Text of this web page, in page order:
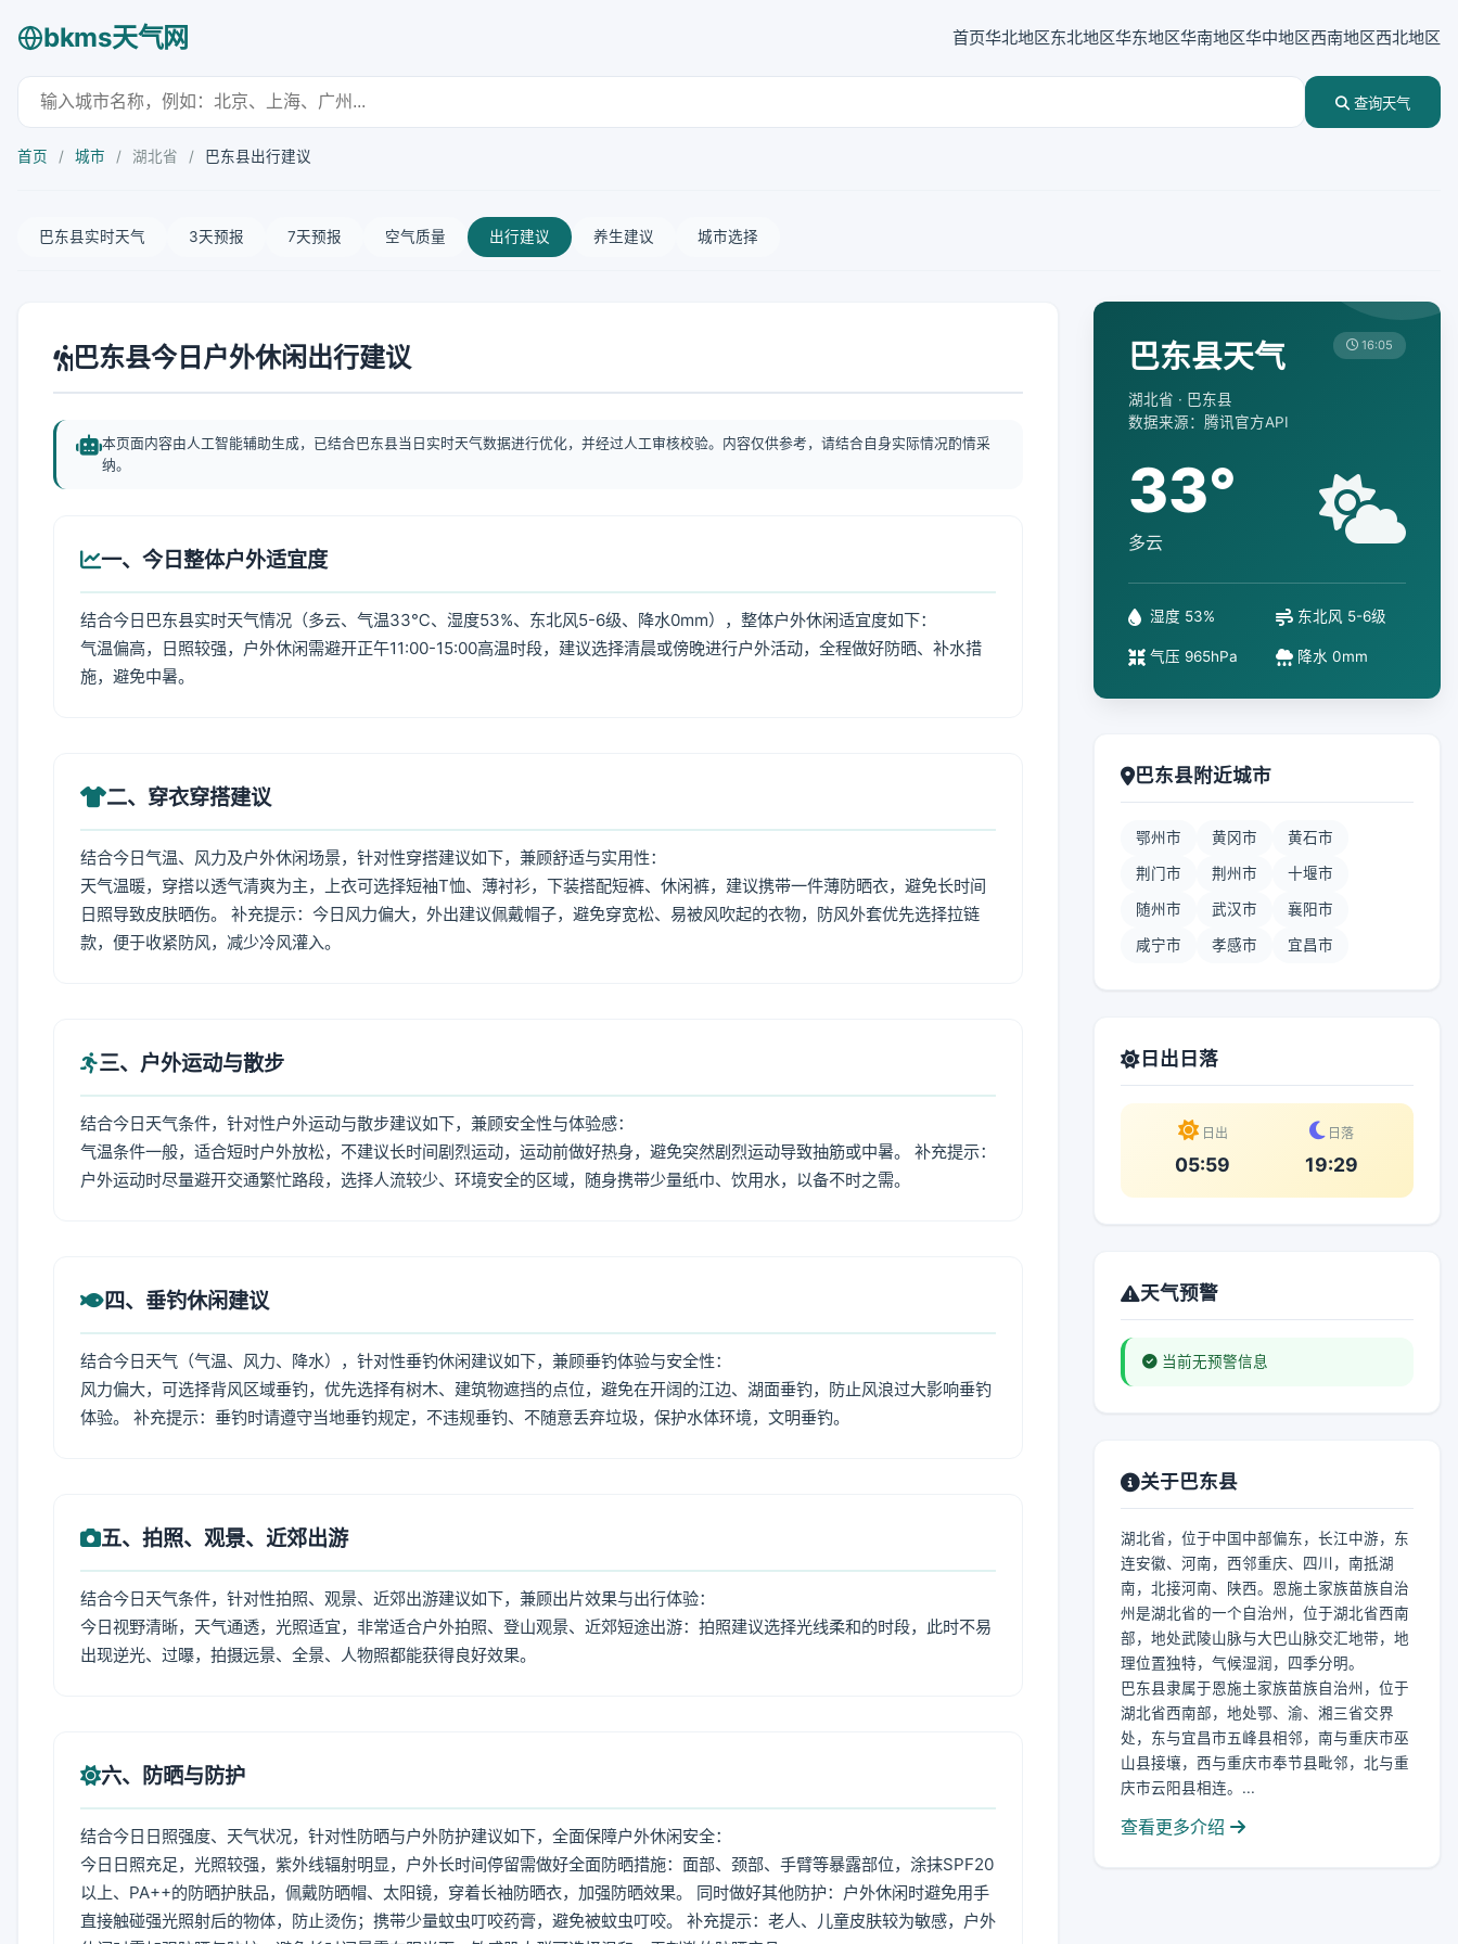
bkms天气网 首页华北地区东北地区华东地区华南地区华中地区西南地区西北地区
查询天气
首页 / 城市 / 湖北省 / 巴东县出行建议
巴东县实时天气 3天预报 7天预报 空气质量 出行建议 养生建议 城市选择
巴东县今日户外休闲出行建议
本页面内容由人工智能辅助生成，已结合巴东县当日实时天气数据进行优化，并经过人工审核校验。内容仅供参考，请结合自身实际情况酌情采
纳。
一、今日整体户外适宜度
结合今日巴东县实时天气情况（多云、气温33℃、湿度53%、东北风5-6级、降水0mm），整体户外休闲适宜度如下：
气温偏高，日照较强，户外休闲需避开正午11:00-15:00高温时段，建议选择清晨或傍晚进行户外活动，全程做好防晒、补水措
施，避免中暑。
二、穿衣穿搭建议
结合今日气温、风力及户外休闲场景，针对性穿搭建议如下，兼顾舒适与实用性：
天气温暖，穿搭以透气清爽为主，上衣可选择短袖T恤、薄衬衫，下装搭配短裤、休闲裤，建议携带一件薄防晒衣，避免长时间
日照导致皮肤晒伤。 补充提示：今日风力偏大，外出建议佩戴帽子，避免穿宽松、易被风吹起的衣物，防风外套优先选择拉链
款，便于收紧防风，减少冷风灌入。
三、户外运动与散步
结合今日天气条件，针对性户外运动与散步建议如下，兼顾安全性与体验感：
气温条件一般，适合短时户外放松，不建议长时间剧烈运动，运动前做好热身，避免突然剧烈运动导致抽筋或中暑。 补充提示：
户外运动时尽量避开交通繁忙路段，选择人流较少、环境安全的区域，随身携带少量纸巾、饮用水，以备不时之需。
四、垂钓休闲建议
结合今日天气（气温、风力、降水），针对性垂钓休闲建议如下，兼顾垂钓体验与安全性：
风力偏大，可选择背风区域垂钓，优先选择有树木、建筑物遮挡的点位，避免在开阔的江边、湖面垂钓，防止风浪过大影响垂钓
体验。 补充提示：垂钓时请遵守当地垂钓规定，不违规垂钓、不随意丢弃垃圾，保护水体环境，文明垂钓。
五、拍照、观景、近郊出游
结合今日天气条件，针对性拍照、观景、近郊出游建议如下，兼顾出片效果与出行体验：
今日视野清晰，天气通透，光照适宜，非常适合户外拍照、登山观景、近郊短途出游：拍照建议选择光线柔和的时段，此时不易
出现逆光、过曝，拍摄远景、全景、人物照都能获得良好效果。
六、防晒与防护
结合今日日照强度、天气状况，针对性防晒与户外防护建议如下，全面保障户外休闲安全：
今日日照充足，光照较强，紫外线辐射明显，户外长时间停留需做好全面防晒措施：面部、颈部、手臂等暴露部位，涂抹SPF20
以上、PA++的防晒护肤品，佩戴防晒帽、太阳镜，穿着长袖防晒衣，加强防晒效果。 同时做好其他防护：户外休闲时避免用手
直接触碰强光照射后的物体，防止烫伤；携带少量蚊虫叮咬药膏，避免被蚊虫叮咬。 补充提示：老人、儿童皮肤较为敏感，户外
巴东县天气
湖北省 · 巴东县
数据来源：腾讯官方API
16:05
33°
多云
湿度 53% 东北风 5-6级
气压 965hPa 降水 0mm
巴东县附近城市
鄂州市 黄冈市 黄石市
荆门市 荆州市 十堰市
随州市 武汉市 襄阳市
咸宁市 孝感市 宜昌市
日出日落
日出
05:59
日落
19:29
天气预警
当前无预警信息
关于巴东县
湖北省，位于中国中部偏东，长江中游，东
连安徽、河南，西邻重庆、四川，南抵湖
南，北接河南、陕西。恩施土家族苗族自治
州是湖北省的一个自治州，位于湖北省西南
部，地处武陵山脉与大巴山脉交汇地带，地
理位置独特，气候湿润，四季分明。
巴东县隶属于恩施土家族苗族自治州，位于
湖北省西南部，地处鄂、渝、湘三省交界
处，东与宜昌市五峰县相邻，南与重庆市巫
山县接壤，西与重庆市奉节县毗邻，北与重
庆市云阳县相连。...
查看更多介绍